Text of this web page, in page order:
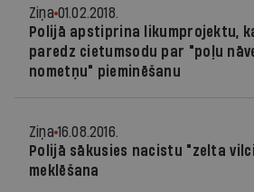
Ziņa 01.02.2018.
Polijā apstiprina likumprojektu,
paredz cietumsodu par "poļu
nometņu" pieminēšanu
Ziņa 16.08.2016.
Polijā sākusies nacistu "zelta
meklēšana